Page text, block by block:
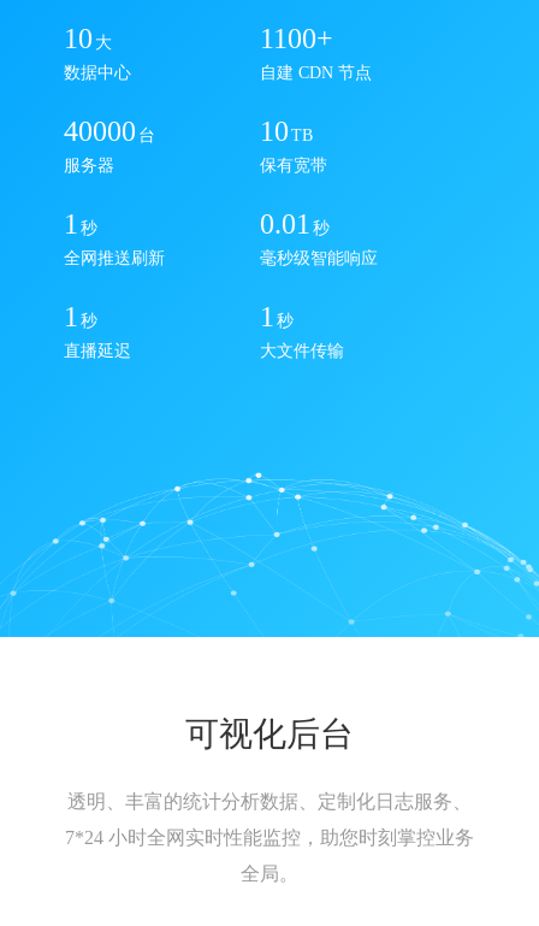
10 大
数据中心
1100+
自建 CDN 节点
40000 台
服务器
10 TB
保有宽带
1 秒
全网推送刷新
0.01 秒
毫秒级智能响应
1 秒
直播延迟
1 秒
大文件传输
可视化后台
透明、丰富的统计分析数据、定制化日志服务、
7*24 小时全网实时性能监控，助您时刻掌控业务
全局。